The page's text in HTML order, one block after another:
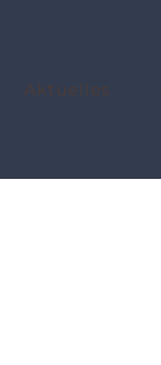
Aktuelles